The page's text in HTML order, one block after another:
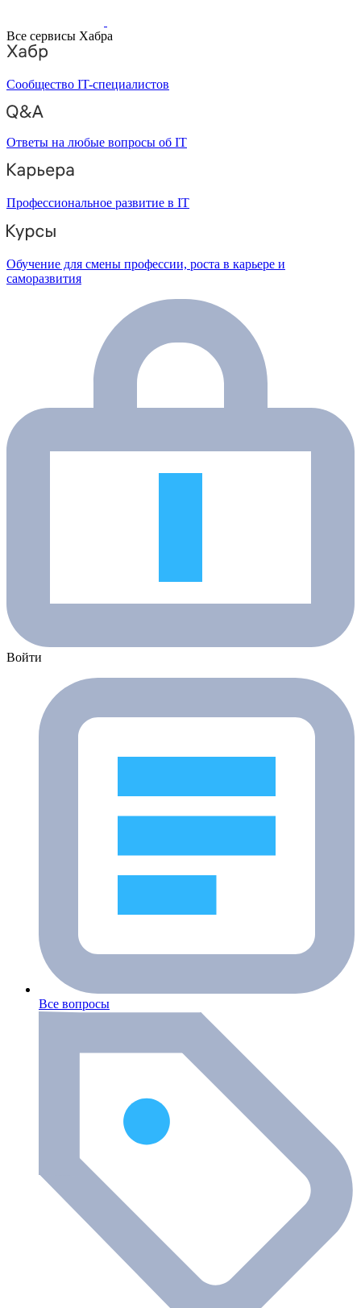
Все сервисы Хабра
Сообщество IT-специалистов
Ответы на любые вопросы об IT
Профессиональное развитие в IT
Обучение для смены профессии, роста в карьере и
саморазвития
Войти
Все вопросы